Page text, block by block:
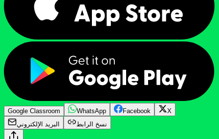
Google Classroom WhatsApp Facebook
X
البريد الإلكتروني
نسخ الرابط